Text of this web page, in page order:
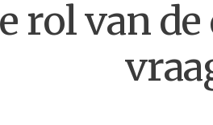
rol van